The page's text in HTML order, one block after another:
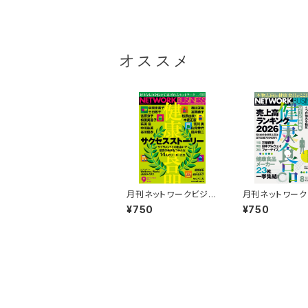
オススメ
月刊ネットワークビジネ
ス2026年9月号
¥750
月刊ネットワー
ス2026年8月号
¥750